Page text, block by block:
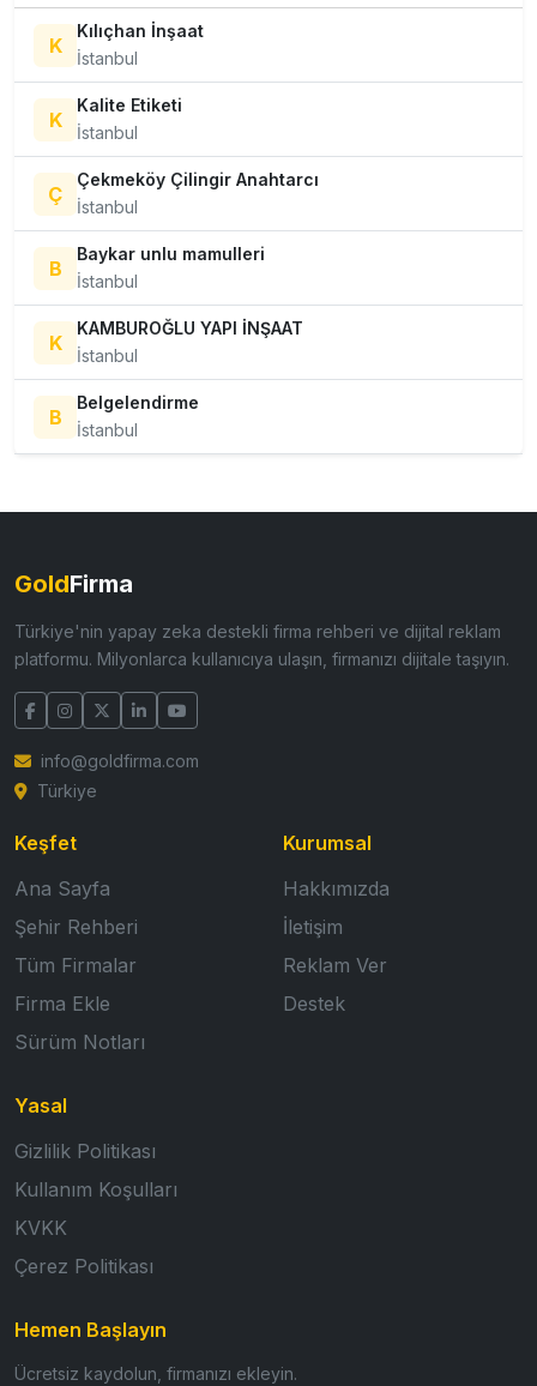
K
Kılıçhan İnşaat
İstanbul
K
Kalite Etiketi
İstanbul
Ç
Çekmeköy Çilingir Anahtarcı
İstanbul
B
Baykar unlu mamulleri
İstanbul
K
KAMBUROĞLU YAPI İNŞAAT
İstanbul
B
Belgelendirme
İstanbul
GoldFirma
Türkiye'nin yapay zeka destekli firma rehberi ve dijital reklam
platformu. Milyonlarca kullanıcıya ulaşın, firmanızı dijitale taşıyın.
info@goldfirma.com
Türkiye
Keşfet
Ana Sayfa
Şehir Rehberi
Tüm Firmalar
Firma Ekle
Sürüm Notları
Kurumsal
Hakkımızda
İletişim
Reklam Ver
Destek
Yasal
Gizlilik Politikası
Kullanım Koşulları
KVKK
Çerez Politikası
Hemen Başlayın
Ücretsiz kaydolun, firmanızı ekleyin.